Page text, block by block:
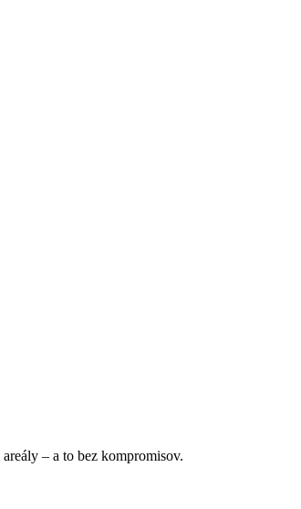
– a to bez kompromisov.